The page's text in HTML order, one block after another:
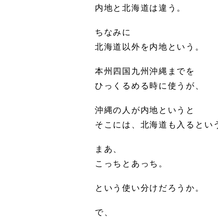
内地と北海道は違う。
ちなみに
北海道以外を内地という。
本州四国九州沖縄までを
ひっくるめる時に使うが、
沖縄の人が内地というと
そこには、北海道も入るとい
まあ、
こっちとあっち。
という使い分けだろうか。
で、